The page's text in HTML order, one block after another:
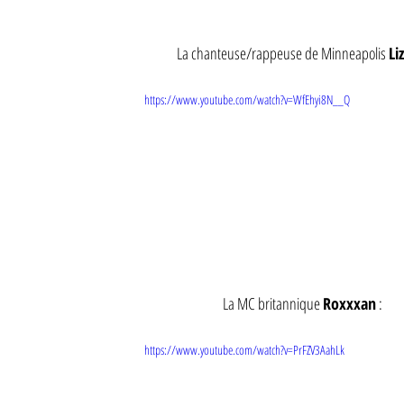
La chanteuse/rappeuse de Minneapolis
https://www.youtube.com/watch?v=WfEhyi8N__Q
La MC britannique Roxxxan :
https://www.youtube.com/watch?v=PrFZV3AahLk